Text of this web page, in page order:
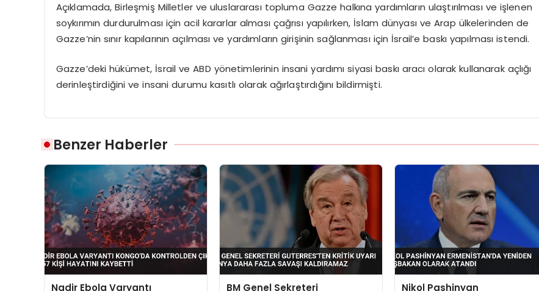
Açıklamada, Birleşmiş Milletler ve uluslararası topluma Gazze halkına yardımların ulaştırılması ve işlenen
soykırımın durdurulması için acil kararlar alması çağrısı yapılırken, İslam dünyası ve Arap ülkelerinden de
Gazze’nin sınır kapılarının açılması ve yardımların girişinin sağlanması için İsrail’e baskı yapılması istendi.
Gazze’deki hükümet, İsrail ve ABD yönetimlerinin insani yardımı siyasi baskı aracı olarak kullanarak açlığı
derinleştirdiğini ve insani durumu kasıtlı olarak ağırlaştırdığını bildirmişti.
Benzer Haberler
Nadir Ebola Varyantı
BM Genel Sekreteri
Nikol Pashinyan